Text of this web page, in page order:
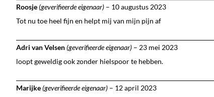
Roosje(geverifieerde eigenaar) – 10 augustus 2023
Tot nu toe heel fijn en helpt mij van mijn pijn af
Adri van Velsen(geverifieerde eigenaar) – 23 mei 2023
loopt geweldig ook zonder hielspoor te hebben.
Marijke(geverifieerde eigenaar) – 12 april 2023